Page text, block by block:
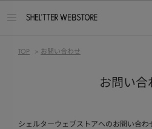
TOP > お問い合わせ
お問い合
シェルターウェブストアへのお問い合わ